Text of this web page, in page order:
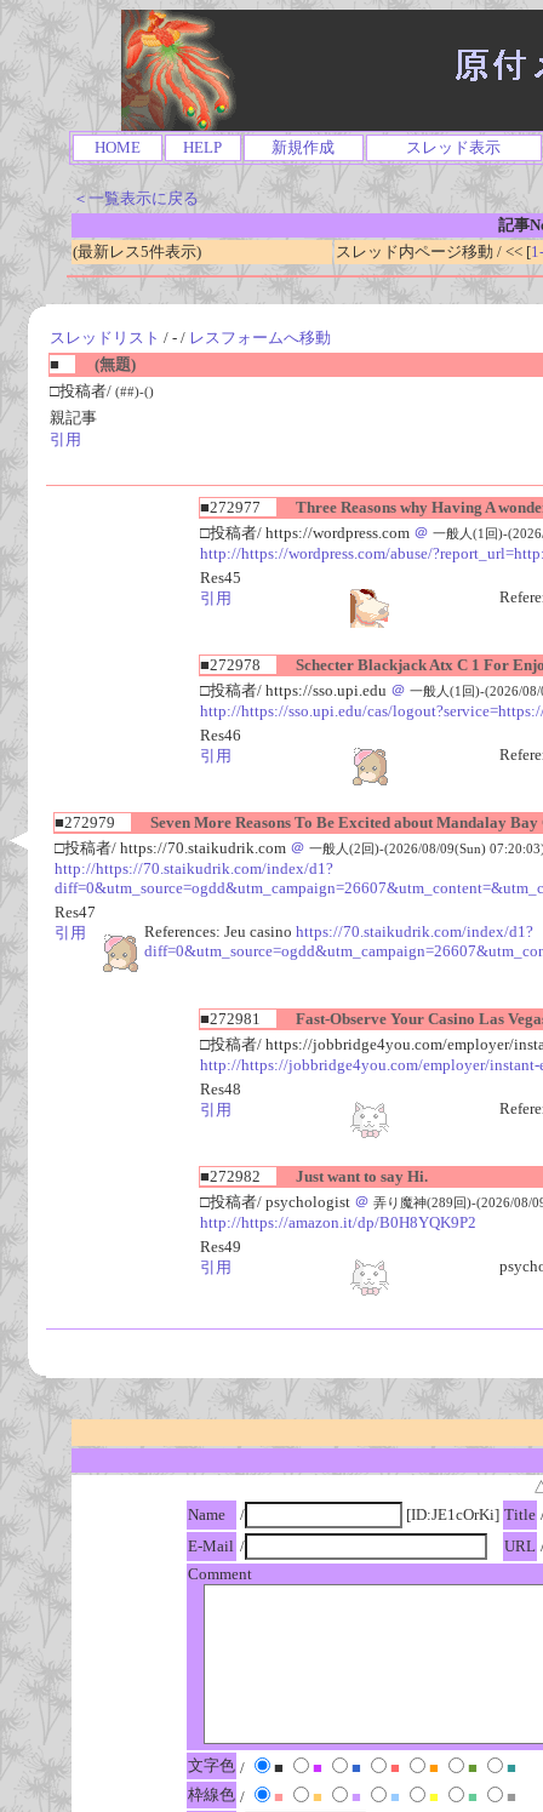
HOME HELP 新規作成 スレッド表示
＜一覧表示に戻る
記事
(最新レス5件表示)
スレッド内ページ移動 / << [
スレッドリスト / - / レスフォームへ移動
■
(無題)
□投稿者/ (##)-()
親記事
引用
■272977
Three Reasons why Having A
□投稿者/ https://wordpress.com ＠ 一般人(1回)-
http://https://wordpress.com/abuse/
Res45
引用
■272978
Schecter Blackjack Atx C 1 For
□投稿者/ https://sso.upi.edu ＠ 一般人(1回)-(2026/
http://https://sso.upi.edu/cas/
Res46
引用
■272979
Seven More Reasons To Be Excited about Mandalay Bay
□投稿者/ https://70.staikudrik.com ＠ 一般人(2回)-(2026/08/09(Sun)
http://https://70.staikudrik.com/index/d1?
Res47
引用
References: Jeu casino https://70.staikudrik.com/index/d1?
■272981
Fast-Observe Your Casino Las
□投稿者/ https://jobbridge4you.com/employer/
http://https://jobbridge4you.com/employer/
Res48
引用
■272982
Just want to say Hi.
□投稿者/ psychologist ＠ 弄り魔神(289回)-(2026/08/
http://https://amazon.it/dp/B0H8YQK9P2
Res49
引用
Name
/ [ID:JE1cOrKi] Title
E-Mail / URL
Comment
文字色 / ■ ■ ■ ■ ■ ■
■
枠線色 / ■ ■ ■ ■ ■ ■
■